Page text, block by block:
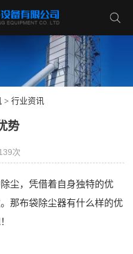
> 行业资讯
势
次
尘，凭借着自身独特的优
那布袋除尘器有什么样的优